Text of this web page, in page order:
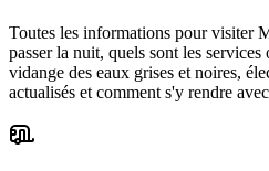
Toutes les informations pour visiter
passer la nuit, quels sont les
vidange des eaux grises et noires,
actualisés et comment s'y rendre